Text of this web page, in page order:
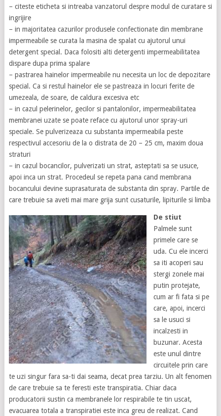
– citeste eticheta si intreaba vanzatorul despre modul de curatare si
ingrijire
– in majoritatea cazurilor produsele confectionate din membrane
impermeabile se curata la masina de spalat cu ajutorul unui
detergent special. Daca folositi alti detergenti impermeabilitatea
dispare dupa prima spalare
– pastrarea hainelor impermeabile nu necesita un loc de depozitare
special. Ca si restul hainelor ele se pastreaza in locuri ferite de
umezeala, de soare, de caldura excesiva etc
– in cazul pelerinelor, gecilor si pantalonilor, impermeabilitatea
membranei uzate se poate reface cu ajutorul unor spray-uri
speciale. Se pulverizeaza cu substanta impermeabila peste
respectivul accesoriu de la o distrata de 20 – 25 cm, maxim doua
straturi
– in cazul bocancilor, pulverizati un strat, asteptati sa se usuce,
apoi inca un strat. Procedeul se repeta pana cand membrana
bocancului devine suprasaturata de substanta din spray. Partile de
care trebuie sa aveti mai mare grija sunt cusaturile, lipiturile si limba
De stiut
Palmele sunt
primele care se
uda. Cu ele incerci
sa iti acoperi sau
stergi zonele mai
putin protejate,
cum ar fi fata si pe
care, apoi, incerci
sa le usuci si
incalzesti in
buzunar. Acesta
este unul dintre
circuitele prin care
te uzi singur fara sa-ti dai seama, decat prea tarziu. Un alt fenomen
de care trebuie sa te feresti este transpiratia. Chiar daca
producatorii sustin ca membranele lor respirabile te tin uscat,
evacuarea totala a transpiratiei este inca greu de realizat. Cand